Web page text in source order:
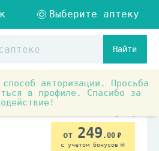
Найти
авторизации. Просьба
в профиле. Спасибо за
Препараты при заболеваниях
249 .00
с учетом бонусов